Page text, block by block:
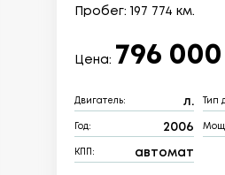
Пробег: 197 774 км.
Цена: 796
Двигатель: л. Тип
Год: 2006
КПП: автомат